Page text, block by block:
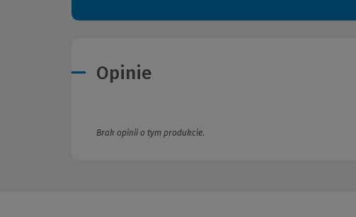
Opinie
Brak opinii o tym produkcie.